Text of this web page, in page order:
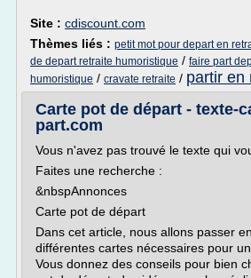
Site : cdiscount.com
Thèmes liés : petit mot pour depart en
de depart retraite humoristique / faire part
humoristique / cravate retraite / partir en
Carte pot de départ - texte-
part.com
Vous n'avez pas trouvé le texte qui
Faites une recherche :
&nbspAnnonces
Carte pot de départ
Dans cet article, nous allons passer
différentes cartes nécessaires pour
Vous donnez des conseils pour bien